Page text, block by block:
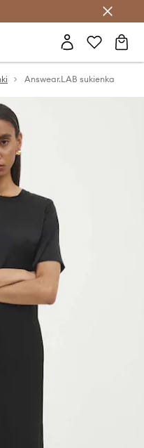
Club >
Answear.LAB sukienka